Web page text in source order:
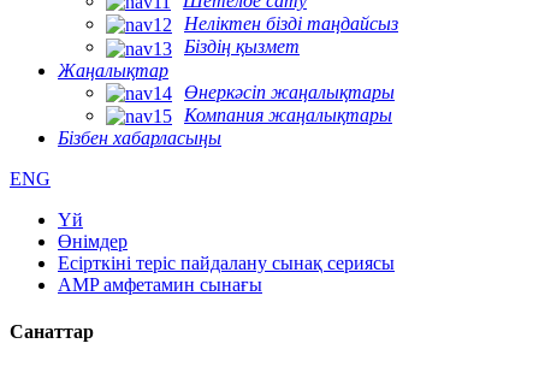
Неліктен бізді таңдайсыз
Біздің қызмет
Жаңалықтар
Өнеркәсіп жаңалықтары
Компания жаңалықтары
Бізбен хабарласыңы
ENG
Үй
Өнімдер
Есірткіні теріс пайдалану сынақ сериясы
AMP амфетамин сынағы
Санаттар